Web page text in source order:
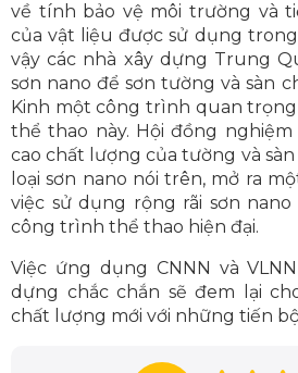
về tính bảo vệ môi trường và
của vật liệu được sử dụng
vậy các nhà xây dựng Trung
sơn nano để sơn tường và sàn
Kinh một công trình quan
thể thao này. Hội đồng
cao chất lượng của tường và
loại sơn nano nói trên, mở ra
việc sử dụng rộng rãi sơn
công trình thể thao hiện đại.
Việc ứng dụng CNNN và
dựng chắc chắn sẽ đem lại
chất lượng mới với những tiến